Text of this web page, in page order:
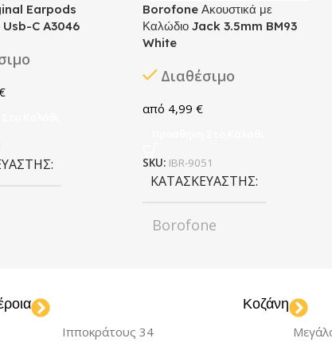
Earpods
C A3046
Borofone Ακουστικά με
Καλώδιο Jack 3.5mm BM93
White
Διαθέσιμο
4,99 €
SKU: IBR-9051
ΚΑΤΑΣΚΕΥΑΣΤΉΣ
Borofone
Ιπποκράτους 34
Κοζάνη